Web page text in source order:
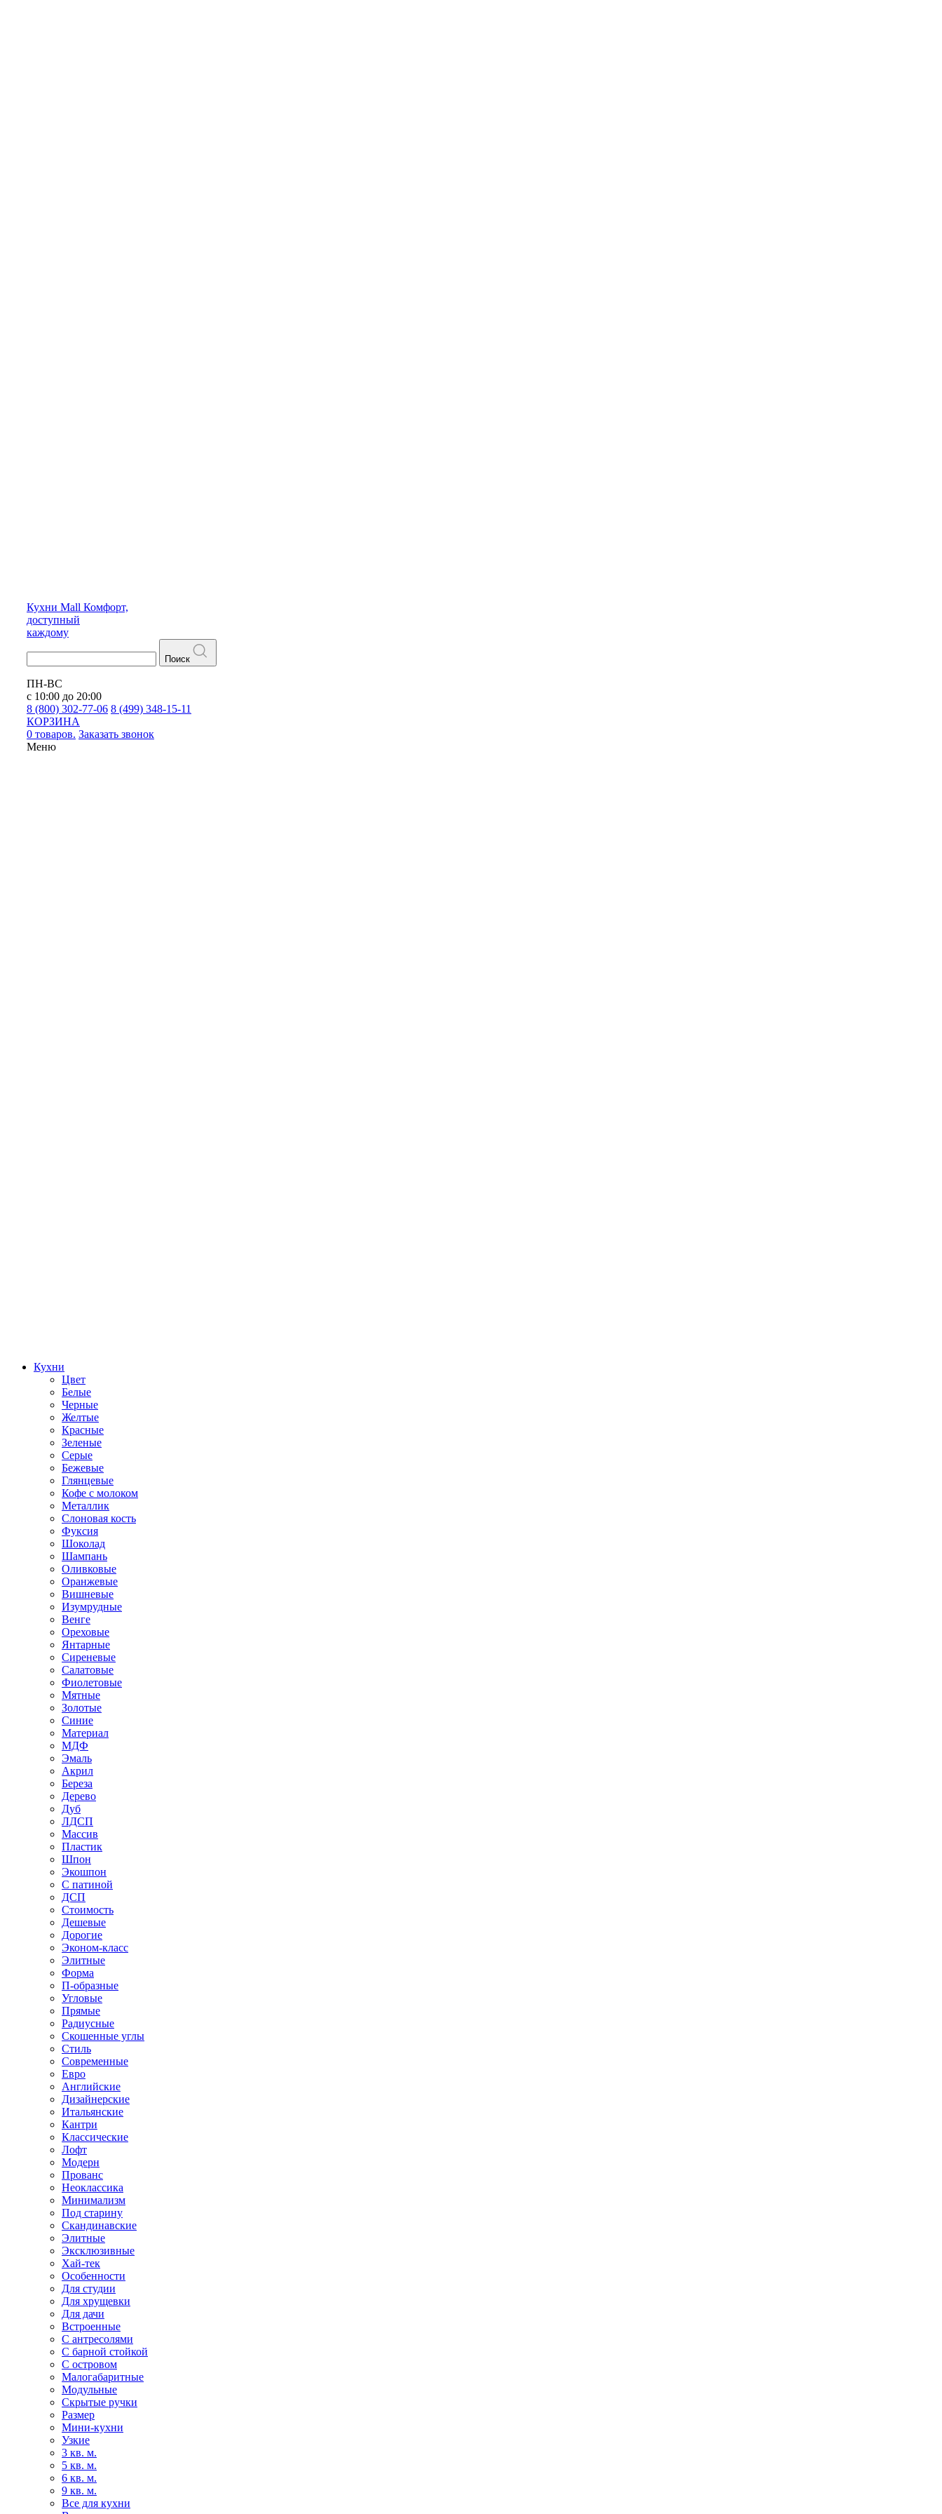
Кухни Mall Комфорт,
доступный
каждому
Поиск
ПН-ВС
с 10:00 до 20:00
8 (800) 302-77-06 8 (499) 348-15-11
КОРЗИНА
0 товаров. Заказать звонок
Меню
Кухни
Цвет
Белые
Черные
Желтые
Красные
Зеленые
Серые
Бежевые
Глянцевые
Кофе с молоком
Металлик
Слоновая кость
Фуксия
Шоколад
Шампань
Оливковые
Оранжевые
Вишневые
Изумрудные
Венге
Ореховые
Янтарные
Сиреневые
Салатовые
Фиолетовые
Мятные
Золотые
Синие
Материал
МДФ
Эмаль
Акрил
Береза
Дерево
Дуб
ЛДСП
Массив
Пластик
Шпон
Экошпон
С патиной
ДСП
Стоимость
Дешевые
Дорогие
Эконом-класс
Элитные
Форма
П-образные
Угловые
Прямые
Радиусные
Скошенные углы
Стиль
Современные
Евро
Английские
Дизайнерские
Итальянские
Кантри
Классические
Лофт
Модерн
Прованс
Неоклассика
Минимализм
Под старину
Скандинавские
Элитные
Эксклюзивные
Хай-тек
Особенности
Для студии
Для хрущевки
Для дачи
Встроенные
С антресолями
С барной стойкой
С островом
Малогабаритные
Модульные
Скрытые ручки
Размер
Мини-кухни
Узкие
3 кв. м.
5 кв. м.
6 кв. м.
9 кв. м.
Все для кухни